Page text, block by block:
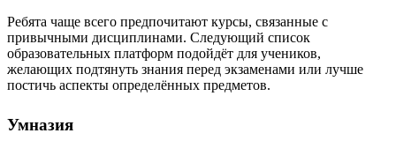
Ребята чаще всего предпочитают курсы, связанные с
привычными дисциплинами. Следующий список
образовательных платформ подойдёт для учеников,
желающих подтянуть знания перед экзаменами или лучше
постичь аспекты определённых предметов.
Умназия